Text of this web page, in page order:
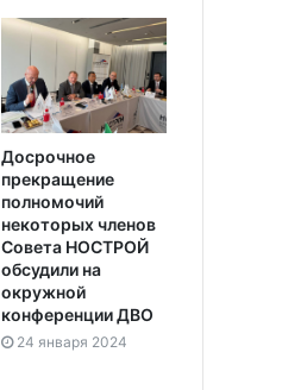
Досрочное
прекращение
полномочий
некоторых членов
Совета НОСТРОЙ
обсудили на
окружной
конференции ДВО
24 января 2024